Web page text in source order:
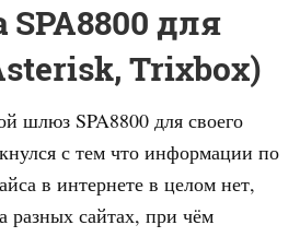
для
Trixbox)
шлюз SPA8800 для своего
с тем что информации по
в интернете в целом нет,
разных сайтах, при чём